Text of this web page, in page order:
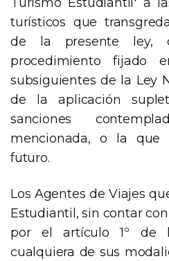
turísticos que
de la presente ley,
procedimiento fijado
subsiguientes de la Ley
de la aplicación
sanciones
mencionada, o la que
futuro.
Los Agentes de Viajes
Estudiantil, sin contar
por el artículo 1º de
cualquiera de sus